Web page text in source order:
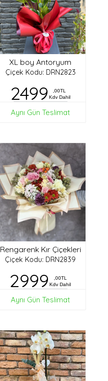
XL boy Antoryum
Çiçek Kodu: DRN2823
2499
,00TL
Kdv Dahil
Aynı Gün Teslimat
Rengarenk Kır Çiçekleri
Çiçek Kodu: DRN2839
2999
,00TL
Kdv Dahil
Aynı Gün Teslimat